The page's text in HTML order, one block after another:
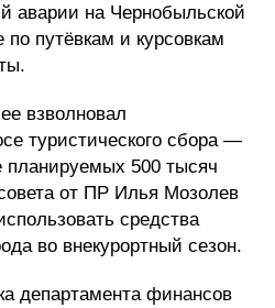
аварии на Чернобыльской
путёвкам и курсовкам
взволновал
туристического сбора —
планируемых 500 тысяч
от ПР Илья Мозолев
средства
во внекурортный сезон.
департамента финансов